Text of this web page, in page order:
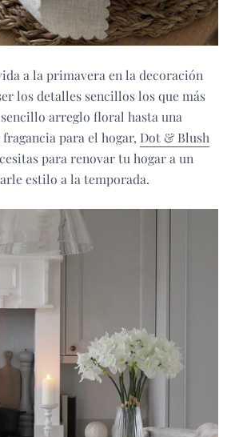
a la primavera en la decoración
los detalles sencillos los que más
arreglo floral hasta una
para el hogar, Dot & Blush
para renovar tu hogar a un
estilo a la temporada.